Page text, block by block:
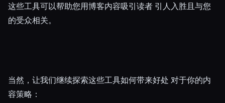
这些工具可以帮助您用博客内容吸引读者 引人入胜且与您
的受众相关。
当然，让我们继续探索这些工具如何带来好处 对于你的内
容策略：